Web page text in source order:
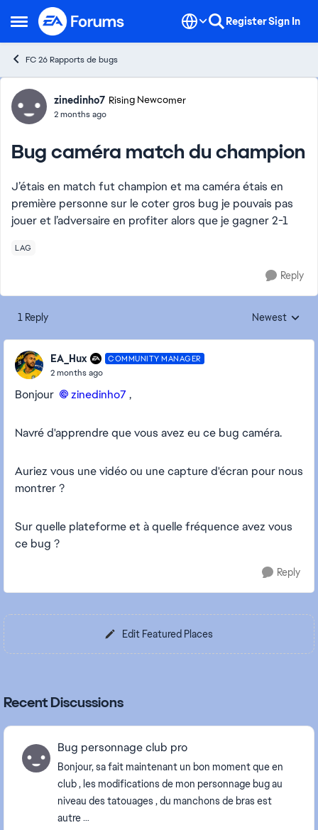
Open Side Menu
Skip to content RegisterSign In
FC 26 Rapports de bugs
Forum Discussion
zinedinho7 Rising Newcomer
2 months ago
Bug caméra match du champion
J’étais en match fut champion et ma caméra étais en
première personne sur le coter gros bug je pouvais pas
jouer et l’adversaire en profiter alors que je gagner 2-1
LAG
Reply
1 Reply Replies sorted
Newest
EA_Hux COMMUNITY MANAGER
2 months ago
Bonjour zinedinho7​,
Navré d'apprendre que vous avez eu ce bug caméra.
Auriez vous une vidéo ou une capture d'écran pour nous
montrer ?
Sur quelle plateforme et à quelle fréquence avez vous
ce bug ?
Reply
Edit Featured Places
Recent Discussions
Bug personnage club pro
Bonjour, sa fait maintenant un bon moment que en
club , les modifications de mon personnage bug au
niveau des tatouages , du manchons de bras est
autre …